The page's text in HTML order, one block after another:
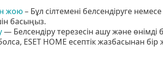
жою– Бұл сілтемені белсендіруге
басыңыз.
— Белсендіру терезесін ашу және
ESET HOME есептік жазбасынан